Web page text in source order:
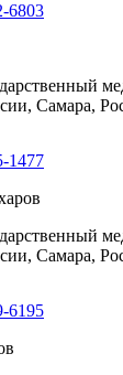
6803
Самара,
1477
Самара,
6195